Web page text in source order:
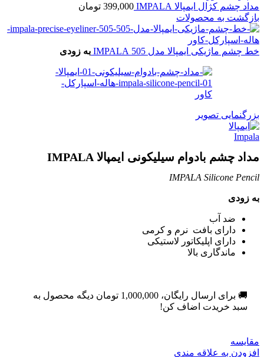
مداد چشم کژال ایمپالا IMPALA 399,000 تومان
بازگشت به محصولات
خط چشم ماژیکی ایمپالا مدل 505 IMPALA به زودی
بزرگنمایی تصویر
مداد چشم بادوام سیلیکونی ایمپالا IMPALA
IMPALA Silicone Pencil
به زودی
ضد آب
دارای بافت نرم و کرمی
دارای اپلیکاتور لاستیکی
ماندگاری بالا
🚚 برای ارسال رایگان، 1,000,000 تومان دیگه محصول به
سبد خریدت اضاف کن!
مقایسه
افزودن به علاقه مندی